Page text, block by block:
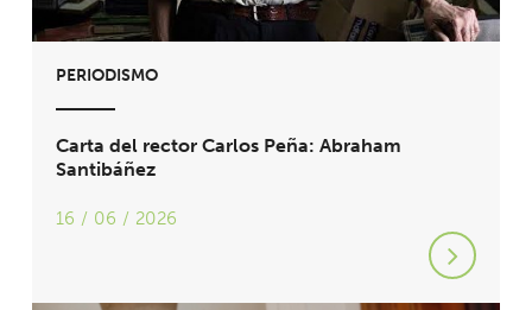
PERIODISMO
Carta del rector Carlos Peña: Abraham
Santibáñez
16 / 06 / 2026